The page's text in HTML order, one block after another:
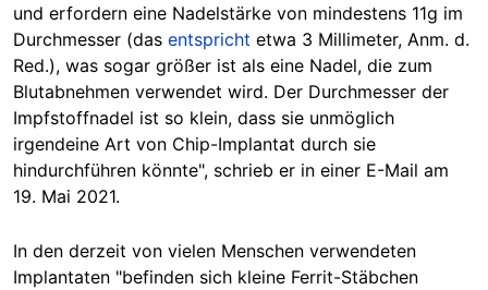
und erfordern eine Nadelstärke von mindestens 11g im
Durchmesser (das entspricht etwa 3 Millimeter, Anm. d.
Red.), was sogar größer ist als eine Nadel, die zum
Blutabnehmen verwendet wird. Der Durchmesser der
Impfstoffnadel ist so klein, dass sie unmöglich
irgendeine Art von Chip-Implantat durch sie
hindurchführen könnte", schrieb er in einer E-Mail am
19. Mai 2021.
In den derzeit von vielen Menschen verwendeten
Implantaten "befinden sich kleine Ferrit-Stäbchen